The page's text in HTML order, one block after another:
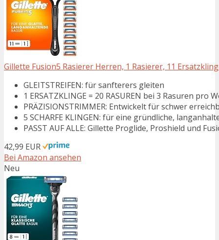
Gillette Fusion5 Rasierer Herren, 1 Rasierer, 11
GLEITSTREIFEN: für sanfterers gleiten
1 ERSATZKLINGE = 20 RASUREN bei 3 Rasuren pro
PRÄZISIONSTRIMMER: Entwickelt für schwer
5 SCHARFE KLINGEN: für eine gründliche,
PASST AUF ALLE: Gillette Proglide, Proshield und
42,99 EUR
Bei Amazon ansehen
Neu